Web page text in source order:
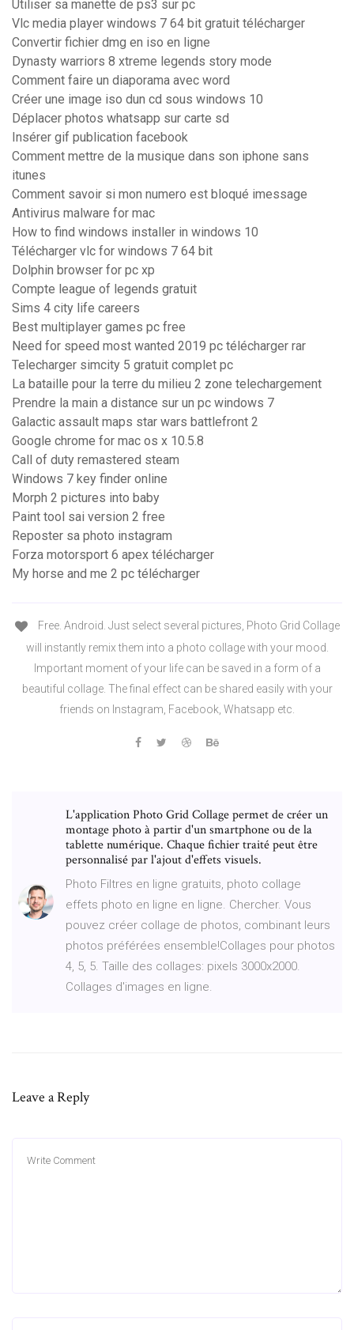
Utiliser sa manette de ps3 sur pc
Vlc media player windows 7 64 bit gratuit télécharger
Convertir fichier dmg en iso en ligne
Dynasty warriors 8 xtreme legends story mode
Comment faire un diaporama avec word
Créer une image iso dun cd sous windows 10
Déplacer photos whatsapp sur carte sd
Insérer gif publication facebook
Comment mettre de la musique dans son iphone sans
itunes
Comment savoir si mon numero est bloqué imessage
Antivirus malware for mac
How to find windows installer in windows 10
Télécharger vlc for windows 7 64 bit
Dolphin browser for pc xp
Compte league of legends gratuit
Sims 4 city life careers
Best multiplayer games pc free
Need for speed most wanted 2019 pc télécharger rar
Telecharger simcity 5 gratuit complet pc
La bataille pour la terre du milieu 2 zone telechargement
Prendre la main a distance sur un pc windows 7
Galactic assault maps star wars battlefront 2
Google chrome for mac os x 10.5.8
Call of duty remastered steam
Windows 7 key finder online
Morph 2 pictures into baby
Paint tool sai version 2 free
Reposter sa photo instagram
Forza motorsport 6 apex télécharger
My horse and me 2 pc télécharger
Free. Android. Just select several pictures, Photo Grid Collage
will instantly remix them into a photo collage with your mood.
Important moment of your life can be saved in a form of a
beautiful collage. The final effect can be shared easily with your
friends on Instagram, Facebook, Whatsapp etc.
L'application Photo Grid Collage permet de créer un
montage photo à partir d'un smartphone ou de la
tablette numérique. Chaque fichier traité peut être
personnalisé par l'ajout d'effets visuels.
Photo Filtres en ligne gratuits, photo collage
effets photo en ligne en ligne. Chercher. Vous
pouvez créer collage de photos, combinant leurs
photos préférées ensemble!Collages pour photos
4, 5, 5. Taille des collages: pixels 3000x2000.
Collages d'images en ligne.
Leave a Reply